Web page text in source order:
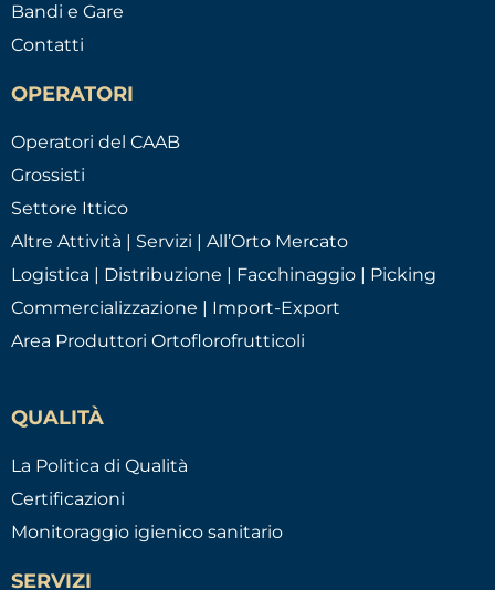
Bandi e Gare
Contatti
OPERATORI
Operatori del CAAB
Grossisti
Settore Ittico
Altre Attività | Servizi | All’Orto Mercato
Logistica | Distribuzione | Facchinaggio | Picking
Commercializzazione | Import-Export
Area Produttori Ortoflorofrutticoli
QUALITÀ
La Politica di Qualità
Certificazioni
Monitoraggio igienico sanitario
SERVIZI